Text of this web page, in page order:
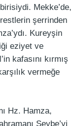
Mekke’de,
şerrinden
Kureyşin
eziyet ve
kafasını kırmış
vermeğe
Hz. Hamza,
Şeybe’yi